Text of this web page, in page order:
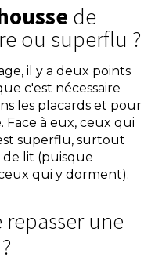
de
ou superflu ?
il y a deux points
c'est nécessaire
les placards et pour
à eux, ceux qui
superflu, surtout
lit (puisque
qui y dorment).
une